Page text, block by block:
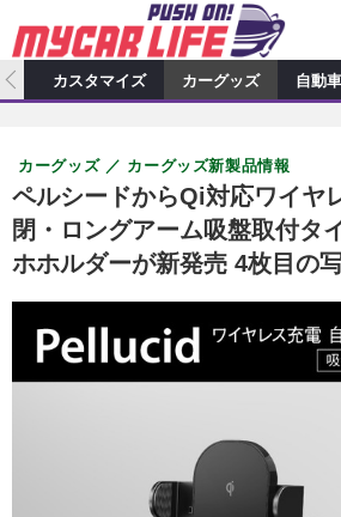
カーオーディオ
プロショップ検索
カーオーディオニュース
その他
カスタマイズ特集記事 カ
カスタマイズニュース
カーグッズ
カーグッズ特集記事 カ
カーグッズニュース
自動車
スクープ
カスタマイズ カーグッズ 自動車
ペルシードからQi対応ワイヤ
閉・ロングアーム吸盤取付タ
ホホルダーが新発売 4枚目の
カーグッズ カーグッズ新製品情報